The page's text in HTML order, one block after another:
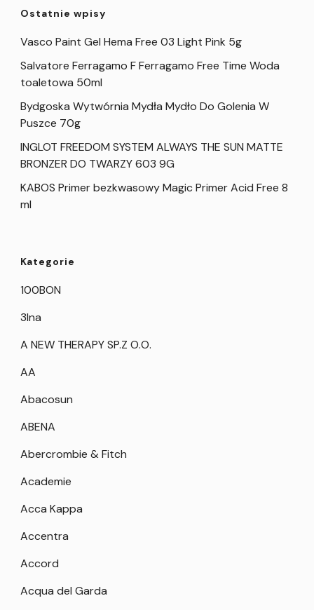
Ostatnie wpisy
Vasco Paint Gel Hema Free 03 Light Pink 5g
Salvatore Ferragamo F Ferragamo Free Time Woda
toaletowa 50ml
Bydgoska Wytwórnia Mydła Mydło Do Golenia W
Puszce 70g
INGLOT FREEDOM SYSTEM ALWAYS THE SUN MATTE
BRONZER DO TWARZY 603 9G
KABOS Primer bezkwasowy Magic Primer Acid Free 8
ml
Kategorie
100BON
3Ina
A NEW THERAPY SP.Z O.O.
AA
Abacosun
ABENA
Abercrombie & Fitch
Academie
Acca Kappa
Accentra
Accord
Acqua del Garda